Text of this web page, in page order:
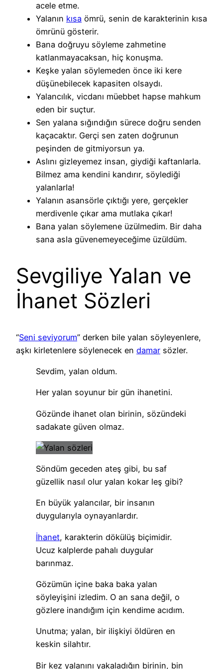
acele etme.
Yalanın kısa ömrü, senin de karakterinin kısa
ömrünü gösterir.
Bana doğruyu söyleme zahmetine
katlanmayacaksan, hiç konuşma.
Keşke yalan söylemeden önce iki kere
düşünebilecek kapasiten olsaydı.
Yalancılık, vicdanı müebbet hapse mahkum
eden bir suçtur.
Sen yalana sığındığın sürece doğru senden
kaçacaktır. Gerçi sen zaten doğrunun
peşinden de gitmiyorsun ya.
Aslını gizleyemez insan, giydiği kaftanlarla.
Bilmez ama kendini kandırır, söylediği
yalanlarla!
Yalanın asansörle çıktığı yere, gerçekler
merdivenle çıkar ama mutlaka çıkar!
Bana yalan söylemene üzülmedim. Bir daha
sana asla güvenemeyeceğime üzüldüm.
Sevgiliye Yalan ve
İhanet Sözleri
“Seni seviyorum” derken bile yalan söyleyenlere,
aşkı kirletenlere söylenecek en damar sözler.
Sevdim, yalan oldum.
Her yalan soyunur bir gün ihanetini.
Gözünde ihanet olan birinin, sözündeki
sadakate güven olmaz.
Söndüm geceden ateş gibi, bu saf
güzellik nasıl olur yalan kokar leş gibi?
En büyük yalancılar, bir insanın
duygularıyla oynayanlardır.
İhanet, karakterin dökülüş biçimidir.
Ucuz kalplerde pahalı duygular
barınmaz.
Gözümün içine baka baka yalan
söyleyişini izledim. O an sana değil, o
gözlere inandığım için kendime acıdım.
Unutma; yalan, bir ilişkiyi öldüren en
keskin silahtır.
Bir kez yalanını yakaladığın birinin, bin